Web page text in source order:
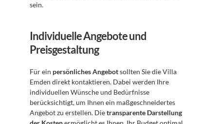
sein.
Individuelle Angebote und
Preisgestaltung
Für ein persönliches Angebot sollten Sie die Villa
Emden direkt kontaktieren. Dabei werden Ihre
individuellen Wünsche und Bedürfnisse
berücksichtigt, um Ihnen ein maßgeschneidertes
Angebot zu erstellen. Die transparente Darstellung